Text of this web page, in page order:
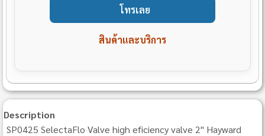
โทรเลย
สินค้าและบริการ
Description
SP0425 SelectaFlo Valve high eficiency valve 2" Hayward